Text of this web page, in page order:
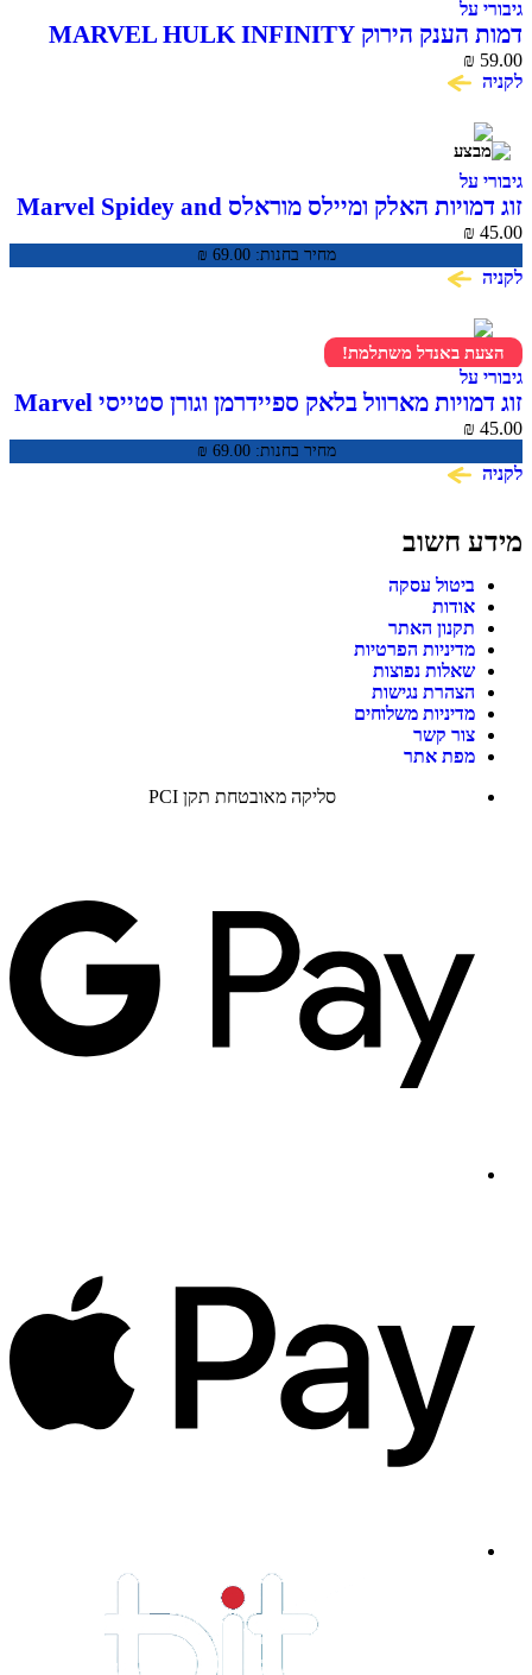
גיבורי על
דמות הענק הירוק MARVEL HULK INFINITY
WAR סדרת Titan Hero
₪ 59.00
לקניה
גיבורי על
זוג דמויות האלק ומיילס מוראלס Marvel Spidey and
His Amazing Friends
מחיר בחנות: ₪ 69.00
₪ 45.00
לקניה
הצעת באנדל משתלמת!
גיבורי על
זוג דמויות מארוול בלאק ספיידרמן וגורן סטייסי Marvel
Spidey and His Amazing Friends
מחיר בחנות: ₪ 69.00
₪ 45.00
לקניה
מידע חשוב
ביטול עסקה
אודות
תקנון האתר
מדיניות הפרטיות
שאלות נפוצות
הצהרת נגישות
מדיניות משלוחים
צור קשר
מפת אתר
סליקה מאובטחת תקן PCI